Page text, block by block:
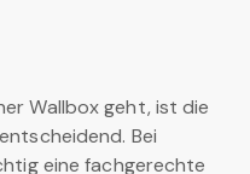
Wallbox geht, ist die
Bei
eine fachgerechte